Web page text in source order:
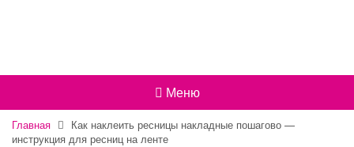
Меню
Главная
Как наклеить ресницы накладные пошагово —
инструкция для ресниц на ленте